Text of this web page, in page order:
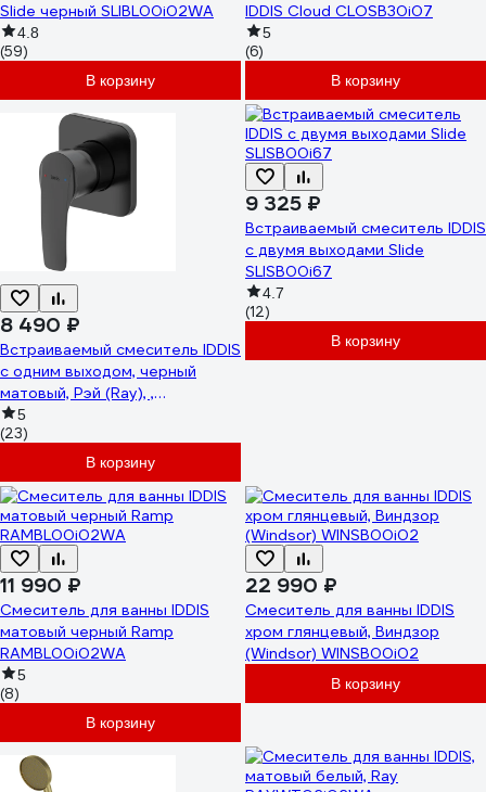
Slide черный SLIBL00i02WA
4.8
(59)
В корзину
IDDIS Cloud CLOSB30i07
5
(6)
В корзину
8 490 ₽
Встраиваемый смеситель IDDIS
с одним выходом, черный
матовый, Рэй (Ray), ,
RAYBL00i66
5
(23)
В корзину
9 325 ₽
Встраиваемый смеситель IDDIS
с двумя выходами Slide
SLISB00i67
4.7
(12)
В корзину
11 990 ₽
Смеситель для ванны IDDIS
матовый черный Ramp
RAMBL00i02WA
5
(8)
В корзину
22 990 ₽
Смеситель для ванны IDDIS
хром глянцевый, Виндзор
(Windsor) WINSB00i02
В корзину